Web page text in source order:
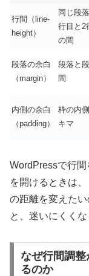
行間（line-
height）
同じ段
行目と2
の間
段落の余白
（margin）
段落と
間
内側の余白
（padding）
枠の内
キマ
WordPressで行
を開けるときは
の距離を変えた
と、迷いにくくな
なぜ行間調整
るのか